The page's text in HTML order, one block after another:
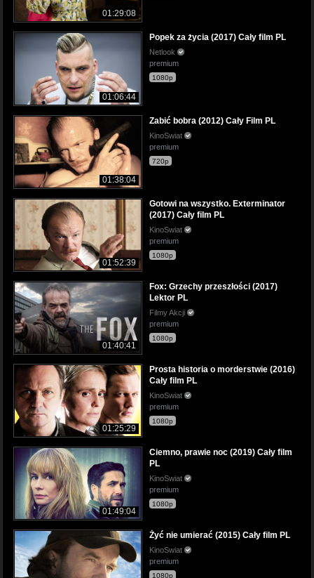
01:29:08
01:06:44
Popek za życia (2017) Cały film PL
Netlook
premium
1080p
01:38:04
Zabić bobra (2012) Cały Film PL
KinoSwiat
premium
720p
01:52:39
Gotowi na wszystko. Exterminator
(2017) Cały film PL
KinoSwiat
premium
1080p
01:40:41
Fox: Grzechy przeszłości (2017)
Lektor PL
Filmy Akcji
premium
1080p
01:25:29
Prosta historia o morderstwie (2016)
Cały film PL
KinoSwiat
premium
1080p
01:49:04
Ciemno, prawie noc (2019) Cały film
PL
KinoSwiat
premium
1080p
Żyć nie umierać (2015) Cały film PL
KinoSwiat
premium
1080p